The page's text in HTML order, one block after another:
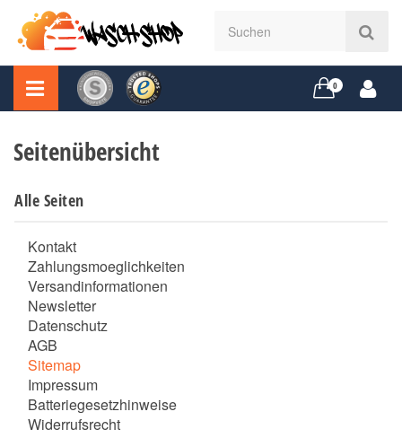
0
Seitenübersicht
Alle Seiten
Kontakt
Zahlungsmoeglichkeiten
Versandinformationen
Newsletter
Datenschutz
AGB
Sitemap
Impressum
Batteriegesetzhinweise
Widerrufsrecht